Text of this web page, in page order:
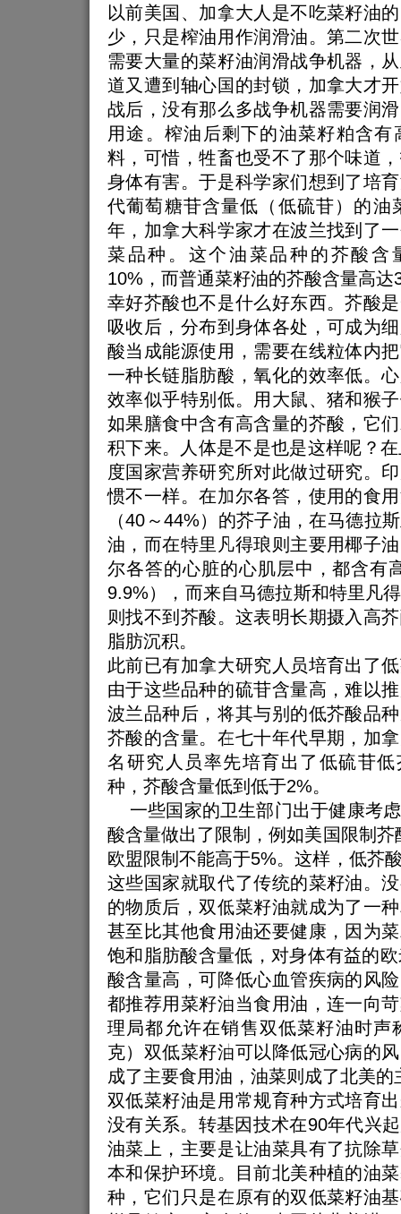
以前美国、加拿大人是不吃菜籽油
少，只是榨油用作润滑油。第二次
需要大量的菜籽油润滑战争机器，
道又遭到轴心国的封锁，加拿大才
战后，没有那么多战争机器需要润
用途。榨油后剩下的油菜籽粕含有
料，可惜，牲畜也受不了那个味道
身体有害。于是科学家们想到了培
代葡萄糖苷含量低（低硫苷）的油
年，加拿大科学家才在波兰找到了
菜品种。这个油菜品种的芥酸含
10%，而普通菜籽油的芥酸含量高达
幸好芥酸也不是什么好东西。芥酸
吸收后，分布到身体各处，可成为
酸当成能源使用，需要在线粒体内
一种长链脂肪酸，氧化的效率低。
效率似乎特别低。用大鼠、猪和猴
如果膳食中含有高含量的芥酸，它
积下来。人体是不是也是这样呢？
度国家营养研究所对此做过研究。
惯不一样。在加尔各答，使用的食
（40～44%）的芥子油，在马德拉
油，而在特里凡得琅则主要用椰子
尔各答的心脏的心肌层中，都含有
9.9%），而来自马德拉斯和特里凡
则找不到芥酸。这表明长期摄入高
脂肪沉积。
此前已有加拿大研究人员培育出了
由于这些品种的硫苷含量高，难以
波兰品种后，将其与别的低芥酸品
芥酸的含量。在七十年代早期，加
名研究人员率先培育出了低硫苷低
种，芥酸含量低到低于2%。
一些国家的卫生部门出于健康考
酸含量做出了限制，例如美国限制
欧盟限制不能高于5%。这样，低芥
这些国家就取代了传统的菜籽油。
的物质后，双低菜籽油就成为了一
甚至比其他食用油还要健康，因为
饱和脂肪酸含量低，对身体有益的
酸含量高，可降低心血管疾病的风
都推荐用菜籽油当食用油，连一向
理局都允许在销售双低菜籽油时声
克）双低菜籽油可以降低冠心病的
成了主要食用油，油菜则成了北美的
双低菜籽油是用常规育种方式培育
没有关系。转基因技术在90年代兴
油菜上，主要是让油菜具有了抗除
本和保护环境。目前北美种植的油
种，它们只是在原有的双低菜籽油